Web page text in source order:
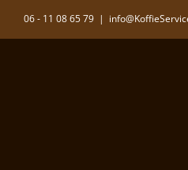
06 - 11 08 65 79 |